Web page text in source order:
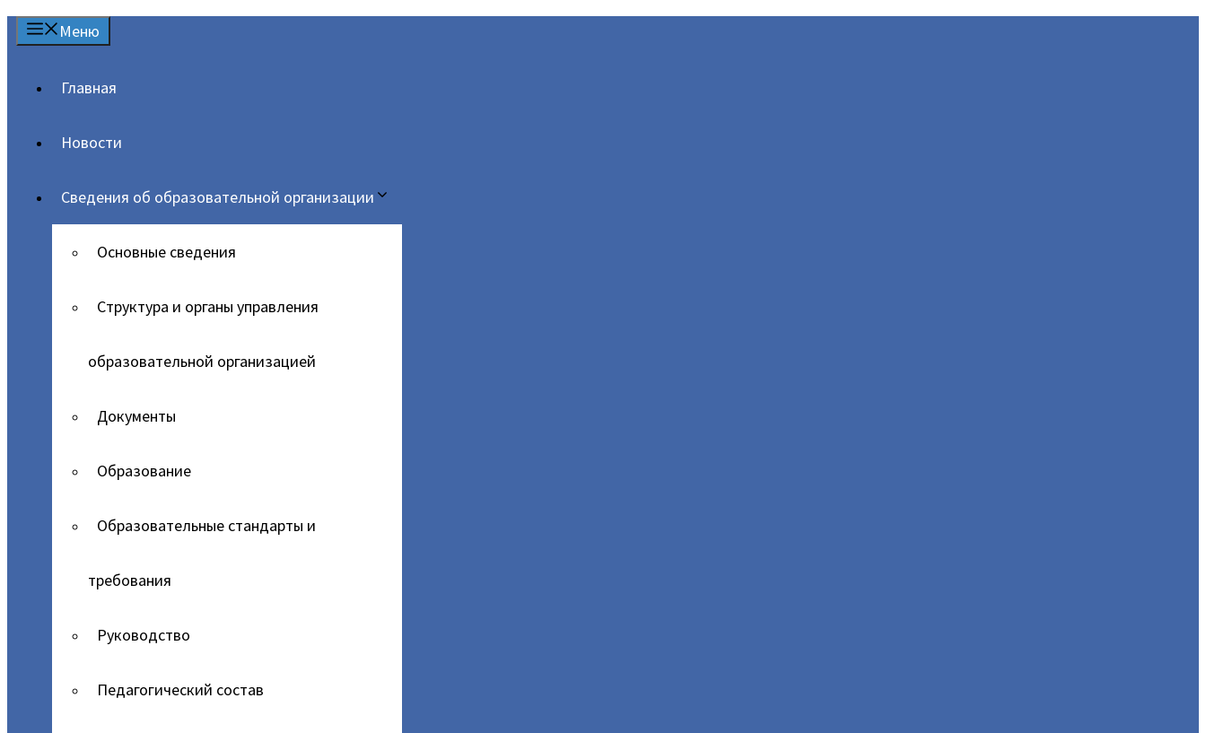
Меню
Главная
Новости
Сведения об образовательной организации
Основные сведения
Структура и органы управления
образовательной организацией
Документы
Образование
Образовательные стандарты и
требования
Руководство
Педагогический состав